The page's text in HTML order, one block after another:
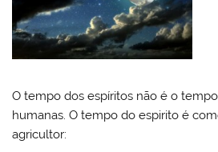
O tempo dos espíritos não é o
humanas. O tempo do espirito é
agricultor: